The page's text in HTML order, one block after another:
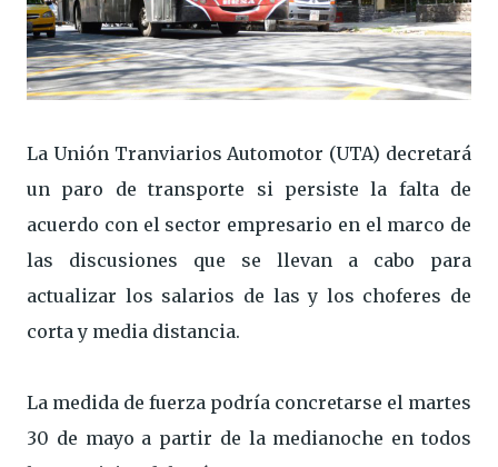
La Unión Tranviarios Automotor (UTA) decretará
un paro de transporte si persiste la falta de
acuerdo con el sector empresario en el marco de
las discusiones que se llevan a cabo para
actualizar los salarios de las y los choferes de
corta y media distancia.
La medida de fuerza podría concretarse el martes
30 de mayo a partir de la medianoche en todos